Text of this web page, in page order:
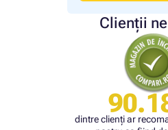
Clienții
dintre clienți ar